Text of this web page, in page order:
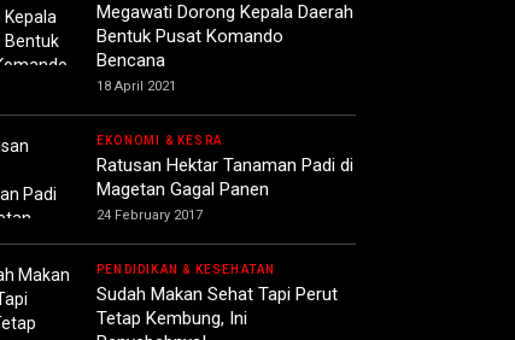
Megawati Dorong Kepala Daerah
Bentuk Pusat Komando
Bencana
18 April 2021
EKONOMI & KESRA
Ratusan Hektar Tanaman Padi di
Magetan Gagal Panen
24 February 2017
PENDIDIKAN & KESEHATAN
Sudah Makan Sehat Tapi Perut
Tetap Kembung, Ini